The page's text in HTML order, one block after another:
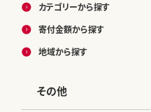
カテゴリーから探す
寄付金額から探す
地域から探す
その他